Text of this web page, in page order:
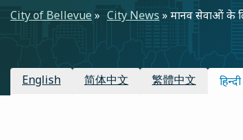
पग
City of Bellevue City News मानव सेवाओं के
उपलब्ध अनुवाद
English 简体中文 繁體中文 हिन्दी